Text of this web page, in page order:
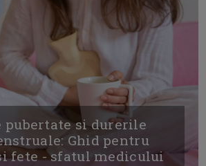
pubertate si durerile
Ghid pentru
fete - sfatul medicului